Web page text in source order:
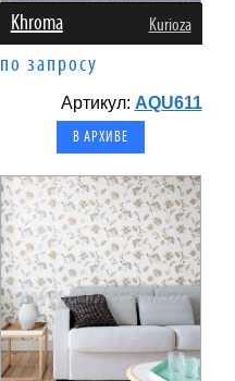
Khroma Kurioza
по запросу
Артикул: AQU611
В АРХИВЕ